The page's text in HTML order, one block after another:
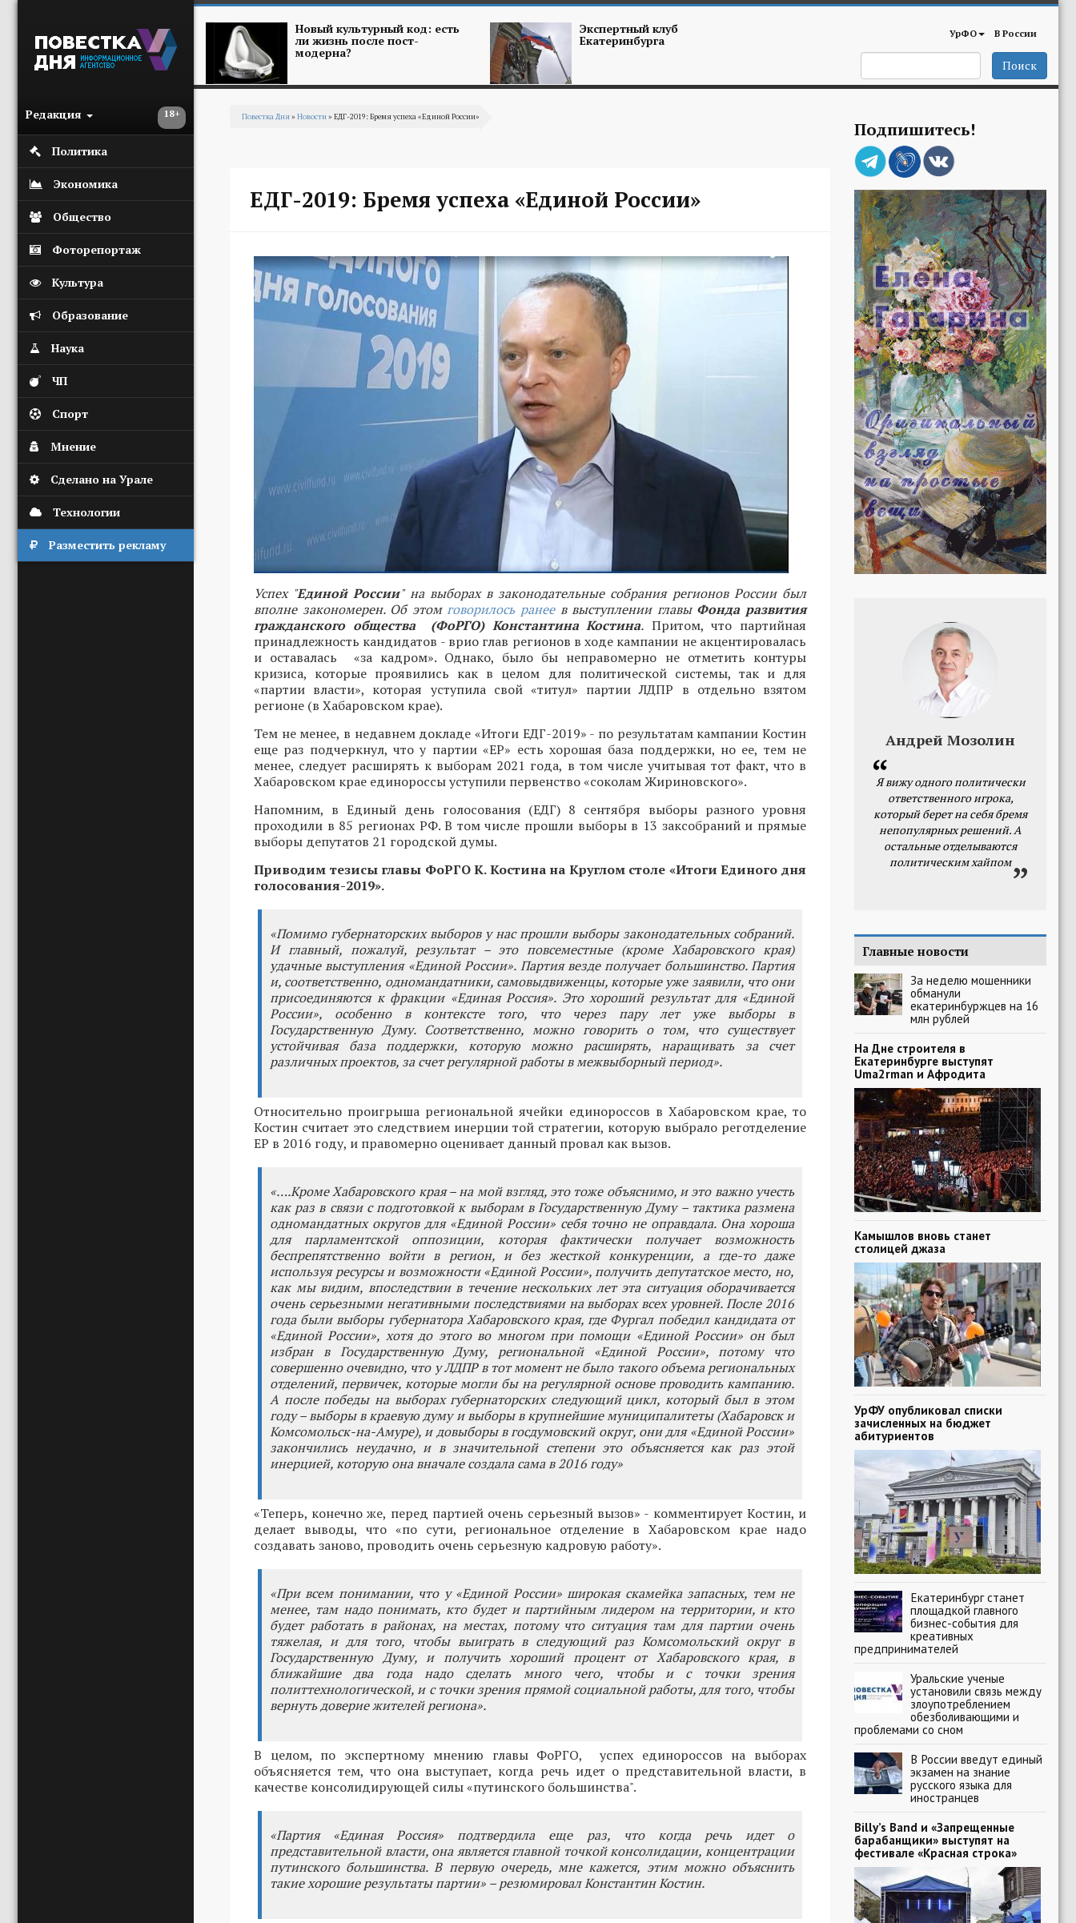
18+
Редакция
Политика
Экономика
Общество
Фоторепортаж
Культура
Образование
Наука
ЧП
Спорт
Мнение
Сделано на Урале
Технологии
Разместить рекламу
Новый культурный код: есть
ли жизнь после пост-
модерна?
Экспертный клуб
Екатеринбурга УрФО В России
Поиск
Повестка Дня» Новости» ЕДГ-2019: Бремя успеха «Единой России»
ЕДГ-2019: Бремя успеха «Единой России»
Успех "Единой России" на выборах в законодательные собрания регионов России был
вполне закономерен. Об этом говорилось ранеев выступлении главы Фонда развития
гражданского общества (ФоРГО) Константина Костина. Притом, что партийная
принадлежность кандидатов - врио глав регионов в ходе кампании не акцентировалась
и оставалась «за кадром». Однако, было бы неправомерно не отметить контуры
кризиса, которые проявились как в целом для политической системы, так и для
«партии власти», которая уступила свой «титул» партии ЛДПР в отдельно взятом
регионе (в Хабаровском крае).
Тем не менее, в недавнем докладе «Итоги ЕДГ-2019» - по результатам кампании Костин
еще раз подчеркнул, что у партии «ЕР» есть хорошая база поддержки, но ее, тем не
менее, следует расширять к выборам 2021 года, в том числе учитывая тот факт, что в
Хабаровском крае единороссы уступили первенство «соколам Жириновского».
Напомним, в Единый день голосования (ЕДГ) 8 сентября выборы разного уровня
проходили в 85 регионах РФ. В том числе прошли выборы в 13 заксобраний и прямые
выборы депутатов 21 городской думы.
Приводим тезисы главы ФоРГО К. Костина на Круглом столе «Итоги Единого дня
голосования-2019».
«Помимо губернаторских выборов у нас прошли выборы законодательных собраний.
И главный, пожалуй, результат – это повсеместные (кроме Хабаровского края)
удачные выступления «Единой России». Партия везде получает большинство. Партия
и, соответственно, одномандатники, самовыдвиженцы, которые уже заявили, что они
присоединяются к фракции «Единая Россия». Это хороший результат для «Единой
России», особенно в контексте того, что через пару лет уже выборы в
Государственную Думу. Соответственно, можно говорить о том, что существует
устойчивая база поддержки, которую можно расширять, наращивать за счет
различных проектов, за счет регулярной работы в межвыборный период».
Относительно проигрыша региональной ячейки единороссов в Хабаровском крае, то
Костин считает это следствием инерции той стратегии, которую выбрало реготделение
ЕР в 2016 году, и правомерно оценивает данный провал как вызов.
«….Кроме Хабаровского края – на мой взгляд, это тоже объяснимо, и это важно учесть
как раз в связи с подготовкой к выборам в Государственную Думу – тактика размена
одномандатных округов для «Единой России» себя точно не оправдала. Она хороша
для парламентской оппозиции, которая фактически получает возможность
беспрепятственно войти в регион, и без жесткой конкуренции, а где-то даже
используя ресурсы и возможности «Единой России», получить депутатское место, но,
как мы видим, впоследствии в течение нескольких лет эта ситуация оборачивается
очень серьезными негативными последствиями на выборах всех уровней. После 2016
года были выборы губернатора Хабаровского края, где Фургал победил кандидата от
«Единой России», хотя до этого во многом при помощи «Единой России» он был
избран в Государственную Думу, региональной «Единой России», потому что
совершенно очевидно, что у ЛДПР в тот момент не было такого объема региональных
отделений, первичек, которые могли бы на регулярной основе проводить кампанию.
А после победы на выборах губернаторских следующий цикл, который был в этом
году – выборы в краевую думу и выборы в крупнейшие муниципалитеты (Хабаровск и
Комсомольск-на-Амуре), и довыборы в госдумовский округ, они для «Единой России»
закончились неудачно, и в значительной степени это объясняется как раз этой
инерцией, которую она вначале создала сама в 2016 году»
«Теперь, конечно же, перед партией очень серьезный вызов» - комментирует Костин, и
делает выводы, что «по сути, региональное отделение в Хабаровском крае надо
создавать заново, проводить очень серьезную кадровую работу».
«При всем понимании, что у «Единой России» широкая скамейка запасных, тем не
менее, там надо понимать, кто будет и партийным лидером на территории, и кто
будет работать в районах, на местах, потому что ситуация там для партии очень
тяжелая, и для того, чтобы выиграть в следующий раз Комсомольский округ в
Государственную Думу, и получить хороший процент от Хабаровского края, в
ближайшие два года надо сделать много чего, чтобы и с точки зрения
политтехнологической, и с точки зрения прямой социальной работы, для того, чтобы
вернуть доверие жителей региона».
В целом, по экспертному мнению главы ФоРГО, успех единороссов на выборах
объясняется тем, что она выступает, когда речь идет о представительной власти, в
качестве консолидирующей силы «путинского большинства".
«Партия «Единая Россия» подтвердила еще раз, что когда речь идет о
представительной власти, она является главной точкой консолидации, концентрации
путинского большинства. В первую очередь, мне кажется, этим можно объяснить
такие хорошие результаты партии» – резюмировал Константин Костин.
Подпишитесь!
Андрей Мозолин
Я вижу одного политически
ответственного игрока,
который берет на себя бремя
непопулярных решений. А
остальные отделываются
политическим хайпом
Главные новости
За неделю мошенники
обманули
екатеринбуржцев на 16
млн рублей
На Дне строителя в
Екатеринбурге выступят
Uma2rman и Афродита
Камышлов вновь станет
столицей джаза
УрФУ опубликовал списки
зачисленных на бюджет
абитуриентов
Екатеринбург станет
площадкой главного
бизнес-события для
креативных
предпринимателей
Уральские ученые
установили связь между
злоупотреблением
обезболивающими и
проблемами со сном
В России введут единый
экзамен на знание
русского языка для
иностранцев
Billy’s Band и «Запрещенные
барабанщики» выступят на
фестивале «Красная строка»